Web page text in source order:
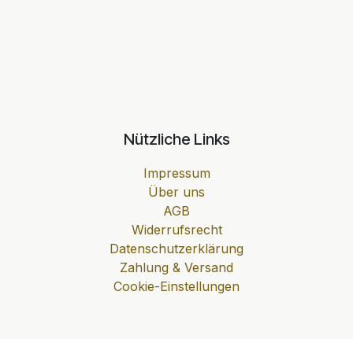
Nützliche Links
Impressum
Über uns
AGB
Widerrufsrecht
Datenschutzerklärung
Zahlung & Versand
Cookie-Einstellungen